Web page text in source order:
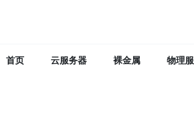
首页 云服务器 裸金属 物理